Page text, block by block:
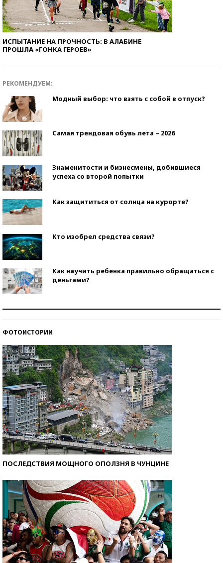
ИСПЫТАНИЕ НА ПРОЧНОСТЬ: В АЛАБИНЕ
ПРОШЛА «ГОНКА ГЕРОЕВ»
РЕКОМЕНДУЕМ:
Модный выбор: что взять с собой в отпуск?
Самая трендовая обувь лета – 2026
Знаменитости и бизнесмены, добившиеся
успеха со второй попытки
Как защититься от солнца на курорте?
Кто изобрел средства связи?
Как научить ребенка правильно обращаться с
деньгами?
ФОТОИСТОРИИ
ПОСЛЕДСТВИЯ МОЩНОГО ОПОЛЗНЯ В ЧУНЦИНЕ